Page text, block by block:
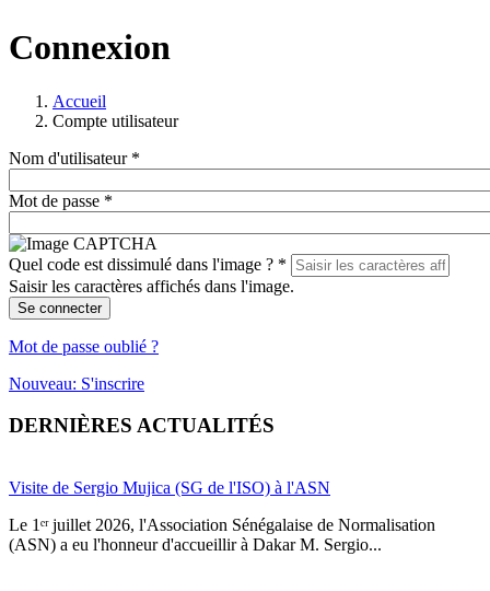
Connexion
Accueil
Compte utilisateur
Nom d'utilisateur *
Mot de passe *
Quel code est dissimulé dans l'image ? *
Saisir les caractères affichés dans l'image.
Se connecter
Mot de passe oublié ?
Nouveau: S'inscrire
DERNIÈRES ACTUALITÉS
Visite de Sergio Mujica (SG de l'ISO) à l'ASN
Le 1ᵉʳ juillet 2026, l'Association Sénégalaise de Normalisation
(ASN) a eu l'honneur d'accueillir à Dakar M. Sergio...